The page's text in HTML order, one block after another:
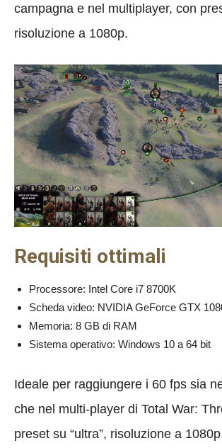
campagna e nel multiplayer, con
risoluzione a 1080p.
Requisiti ottimali
Processore: Intel Core i7 8700K
Scheda video: NVIDIA GeForce GTX
Memoria: 8 GB di RAM
Sistema operativo: Windows 10 a 64 bit
Ideale per raggiungere i 60 fps sia
che nel multi-player di Total War:
preset su “ultra”, risoluzione a